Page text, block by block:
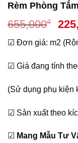
Rèm Phòng
655,000₫
Giá
gốc
là:
☑ Đơn giá: m2
☑ Giá đang tính
(Sử dụng phụ kiện
☑ Sản xuất theo
☑ Mang Mẫu Tư